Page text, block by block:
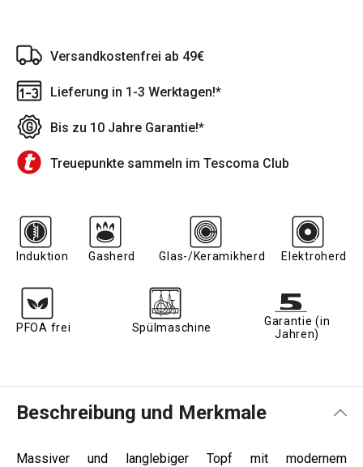
Versandkostenfrei ab 49€
Lieferung in 1-3 Werktagen!*
Bis zu 10 Jahre Garantie!*
Treuepunkte sammeln im Tescoma Club
Induktion Gasherd Glas-/Keramikherd Elektroherd
PFOA frei Spülmaschine
Garantie (in
Jahren)
Beschreibung und Merkmale
Massiver und langlebiger Topf mit modernem